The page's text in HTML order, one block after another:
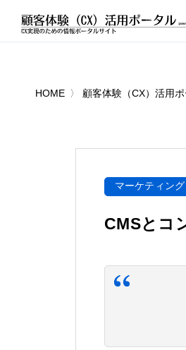
HOME 顧客体験（CX）活用
マーケティング
CMSとコ